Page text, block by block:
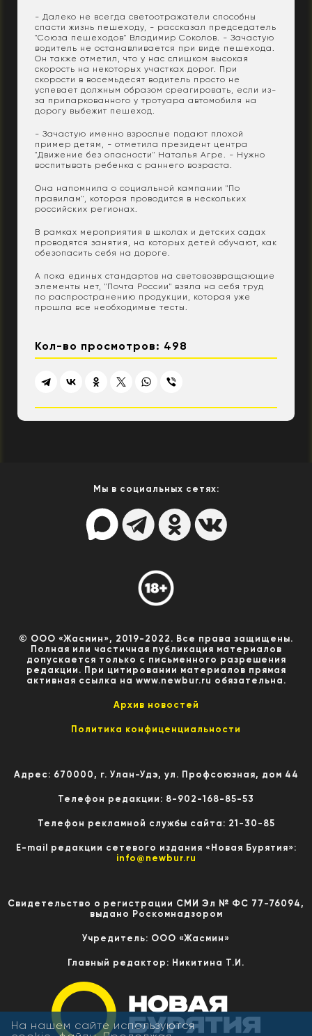
- Далеко не всегда светоотражатели способны
спасти жизнь пешеходу, - рассказал председатель
"Союза пешеходов" Владимир Соколов. - Зачастую
водитель не останавливается при виде пешехода.
Он также отметил, что у нас слишком высокая
скорость на некоторых участках дорог. При
скорости в восемьдесят водитель просто не
успевает должным образом среагировать, если из-
за припаркованного у тротуара автомобиля на
дорогу выбежит пешеход.
- Зачастую именно взрослые подают плохой
пример детям, - отметила президент центра
"Движение без опасности" Наталья Агре. - Нужно
воспитывать ребенка с раннего возраста.
Она напомнила о социальной кампании "По
правилам", которая проводится в нескольких
российских регионах.
В рамках мероприятия в школах и детских садах
проводятся занятия, на которых детей обучают, как
обезопасить себя на дороге.
А пока единых стандартов на световозвращающие
элементы нет, "Почта России" взяла на себя труд
по распространению продукции, которая уже
прошла все необходимые тесты.
Кол-во просмотров: 498
Мы в социальных сетях:
© ООО «Жасмин», 2019-2022. Все права защищены.
Полная или частичная публикация материалов
допускается только с письменного разрешения
редакции. При цитировании материалов прямая
активная ссылка на www.newbur.ru обязательна.
Архив новостей
Политика конфиценциальности
Адрес: 670000, г. Улан-Удэ, ул. Профсоюзная, дом 44
Телефон редакции: 8-902-168-85-53
Телефон рекламной службы сайта: 21-30-85
E-mail редакции сетевого издания «Новая Бурятия»:
info@newbur.ru
Свидетельство о регистрации СМИ Эл № ФС 77-76094,
выдано Роскомнадзором
Учредитель: ООО «Жасмин»
Главный редактор: Никитина Т.И.
На нашем сайте используются